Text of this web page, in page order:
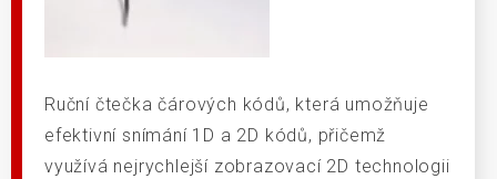
Ruční čtečka čárových kódů, která umožňuje
efektivní snímání 1D a 2D kódů, přičemž
využívá nejrychlejší zobrazovací 2D technologii